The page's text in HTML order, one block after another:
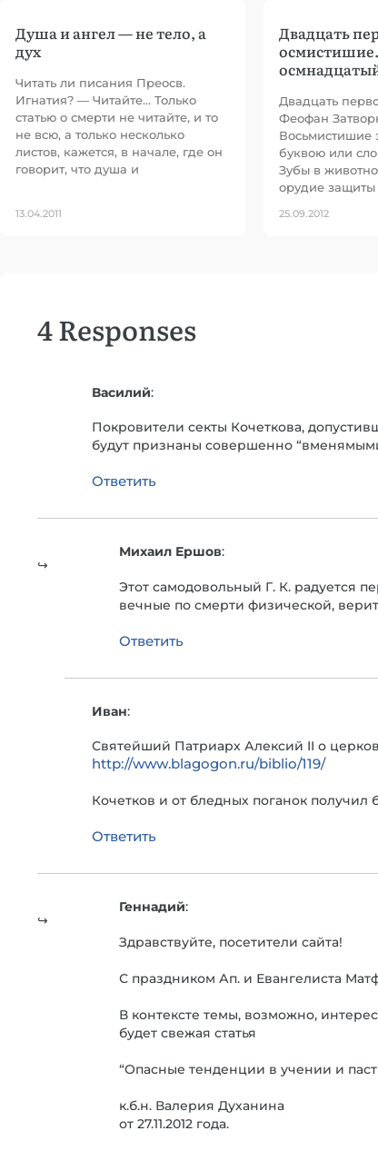
Душа и ангел — не тело, а
дух
Читать ли писания Преосв.
Игнатия? — Читайте… Только
статью о смерти не читайте, и то
не всю, а только несколько
листов, кажется, в начале, где он
говорит, что душа и
13.04.2011
Двадцать
Двадцать
Феофан
Восьмистишие
буквою или
Зубы в
орудие защиты
25.09.2012
4 Responses
Василий:
Покровители секты Кочеткова,
будут признаны совершенно
Ответить
Михаил Ершов:
Этот самодовольный Г. К. радуется
вечные по смерти физической,
Ответить
Иван:
Святейший Патриарх Алексий II о
http://www.blagogon.ru/biblio/119/
Кочетков и от бледных поганок
Ответить
Геннадий:
Здравствуйте, посетители сайта!
С праздником Ап. и Евангелиста
В контексте темы, возможно,
будет свежая статья
“Опасные тенденции в учении и
к.б.н. Валерия Духанина
от 27.11.2012 года.